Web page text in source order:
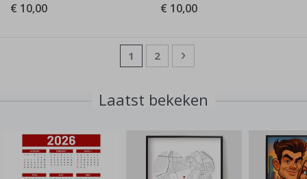
€ 10,00
€ 10,00
Pagina
U lees momenteel pagina
1 Pagina
2 Pagina
Volgende
Laatst bekeken